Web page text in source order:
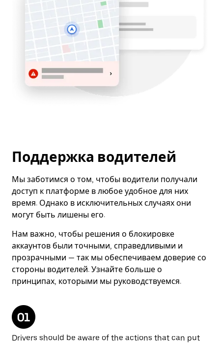
Поддержка водителей
Мы заботимся о том, чтобы водители получали
доступ к платформе в любое удобное для них
время. Однако в исключительных случаях они
могут быть лишены его.
Нам важно, чтобы решения о блокировке
аккаунтов были точными, справедливыми и
прозрачными — так мы обеспечиваем доверие со
стороны водителей. Узнайте больше о
принципах, которыми мы руководствуемся.
Drivers should be aware of the actions that can put